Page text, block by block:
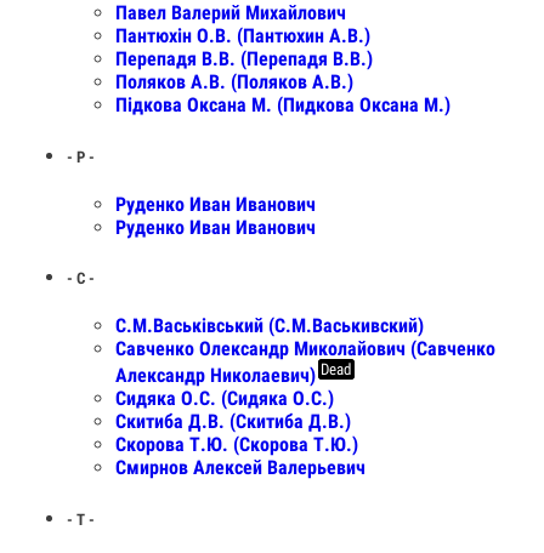
Павел Валерий Михайлович
Пантюхін О.В. (Пантюхин А.В.)
Перепадя В.В. (Перепадя В.В.)
Поляков А.В. (Поляков А.В.)
Підкова Оксана М. (Пидкова Оксана М.)
- Р -
Руденко Иван Иванович
Руденко Иван Иванович
- С -
С.М.Васьківський (С.М.Васькивский)
Савченко Олександр Миколайович (Савченко
Александр Николаевич) Dead
Сидяка О.С. (Сидяка О.С.)
Скитиба Д.В. (Скитиба Д.В.)
Скорова Т.Ю. (Скорова Т.Ю.)
Смирнов Алексей Валерьевич
- Т -